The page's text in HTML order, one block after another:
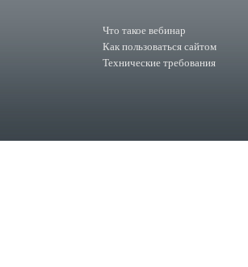
Что такое вебинар
Как пользоваться сайтом
Технические требования